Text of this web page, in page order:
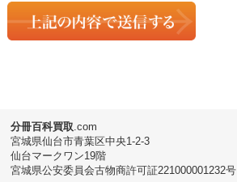
分冊百科買取.com
宮城県仙台市青葉区中央1-2-3
仙台マークワン19階
宮城県公安委員会古物商許可証221000001232号